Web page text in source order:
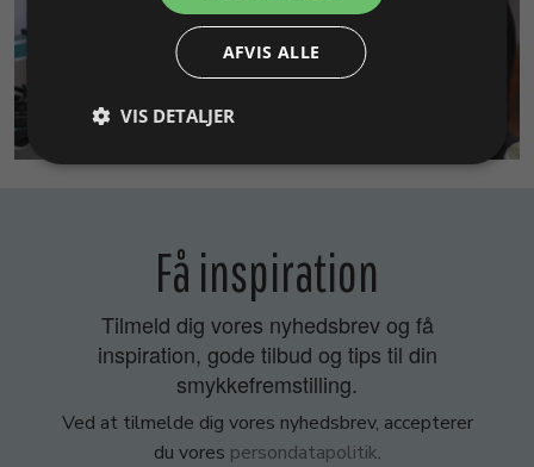
SMYKKEKURSER
Få inspiration
Tilmeld dig vores nyhedsbrev og få
inspiration, gode tilbud og tips til din
smykkefremstilling.
Ved at tilmelde dig vores nyhedsbrev, accepterer
du vores persondatapolitik.
AFVIS ALLE
VIS DETALJER